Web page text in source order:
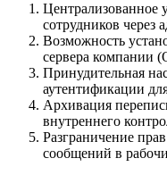
Централизованное
сотрудников через
Возможность
сервера компании
Принудительная
аутентификации
Архивация
внутреннего
Разграничение
сообщений в